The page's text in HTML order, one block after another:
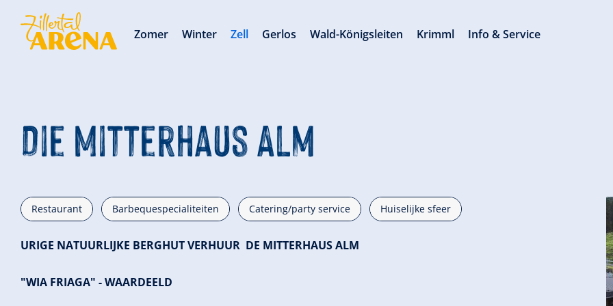
Die Mitterhaus Alm
Restaurant Barbequespecialiteiten Catering/party service Huiselijke sfeer
URIGE NATUURLIJKE BERGHUT VERHUUR DE MITTERHAUS ALM
"WIA FRIAGA" - WAARDEELD
Zomer Winter Zell Gerlos Wald-Königsleiten Krimml Info & Service